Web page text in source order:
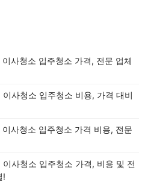
사청소 입주청소 가격, 전문 업체
사청소 입주청소 비용, 가격 대비
사청소 입주청소 가격 비용, 전문
사청소 입주청소 가격, 비용 및 전
!